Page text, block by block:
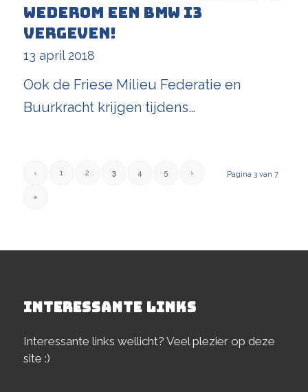
Wederom een BMW i3
vergeven!
13 april 2018
Ook de Friese Milieu Federatie en
Buurkracht krijgen tijdens…
Pagina 3 van 7
‹ 1 2 3 4 5 ›
»
INTERESSANTE LINKS
Interessante links wellicht? Veel plezier op deze
site :)